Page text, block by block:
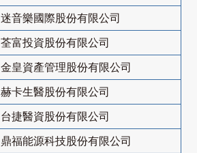
迷音樂國際股份有限公司
荃富投資股份有限公司
金皇資產管理股份有限公司
赫卡生醫股份有限公司
台捷醫資股份有限公司
鼎福能源科技股份有限公司